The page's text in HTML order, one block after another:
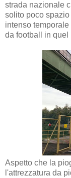
strada nazionale
solito poco
intenso
da football in quel
Aspetto che la
l'attrezzatura da